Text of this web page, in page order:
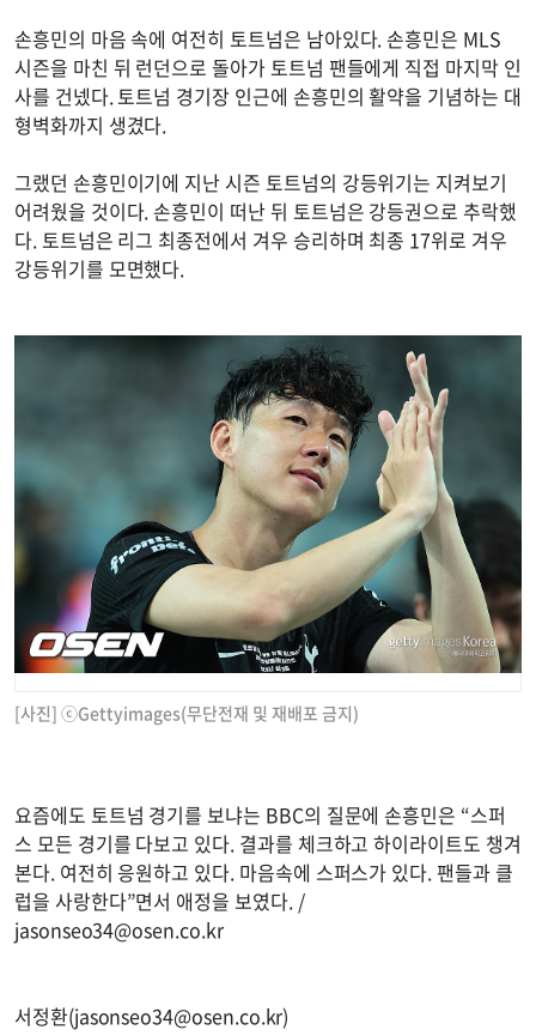
손흥민의 마음 속에 여전히 토트넘은 남아있다. 손흥민은 MLS
시즌을 마친 뒤 런던으로 돌아가 토트넘 팬들에게 직접 마지막 인
사를 건넸다. 토트넘 경기장 인근에 손흥민의 활약을 기념하는 대
형벽화까지 생겼다.
그랬던 손흥민이기에 지난 시즌 토트넘의 강등위기는 지켜보기
어려웠을 것이다. 손흥민이 떠난 뒤 토트넘은 강등권으로 추락했
다. 토트넘은 리그 최종전에서 겨우 승리하며 최종 17위로 겨우
강등위기를 모면했다.
[사진] ⓒGettyimages(무단전재 및 재배포 금지)
요즘에도 토트넘 경기를 보냐는 BBC의 질문에 손흥민은 “스퍼
스 모든 경기를 다보고 있다. 결과를 체크하고 하이라이트도 챙겨
본다. 여전히 응원하고 있다. 마음속에 스퍼스가 있다. 팬들과 클
럽을 사랑한다”면서 애정을 보였다. /
jasonseo34@osen.co.kr
서정환(jasonseo34@osen.co.kr)